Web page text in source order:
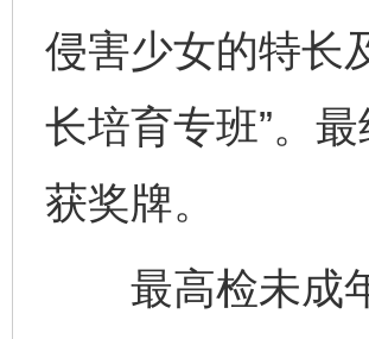
侵害少女的特长
长培育专班”。
获奖牌。
最高检未成年